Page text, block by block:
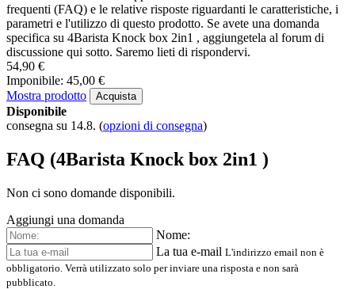
frequenti (FAQ) e le relative risposte riguardanti le caratteristiche, i
parametri e l'utilizzo di questo prodotto. Se avete una domanda
specifica su 4Barista Knock box 2in1 , aggiungetela al forum di
discussione qui sotto. Saremo lieti di rispondervi.
54,90 €
Imponibile: 45,00 €
Mostra prodotto
Acquista
Disponibile
consegna su 14.8. (opzioni di consegna)
FAQ (4Barista Knock box 2in1 )
Non ci sono domande disponibili.
Aggiungi una domanda
Nome:
La tua e-mail L'indirizzo email non è
obbligatorio. Verrà utilizzato solo per inviare una risposta e non sarà
pubblicato.